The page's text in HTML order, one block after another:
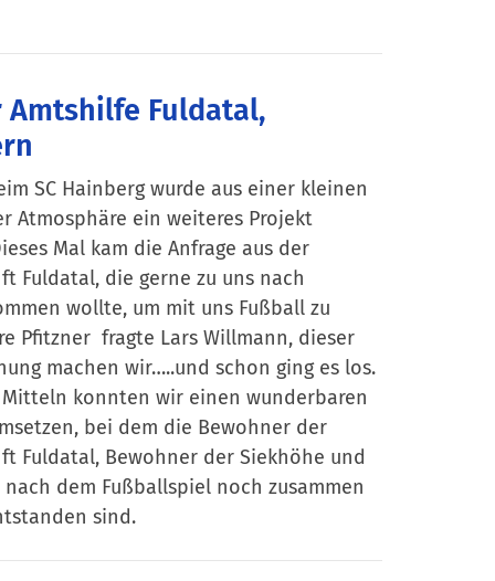
Fuldatal,
SC Hainberg wurde aus einer kleinen
Atmosphäre ein weiteres Projekt
Mal kam die Anfrage aus der
Fuldatal, die gerne zu uns nach
wollte, um mit uns Fußball zu
Pfitzner fragte Lars Willmann, dieser
machen wir…..und schon ging es los.
konnten wir einen wunderbaren
bei dem die Bewohner der
Fuldatal, Bewohner der Siekhöhe und
dem Fußballspiel noch zusammen
sind.